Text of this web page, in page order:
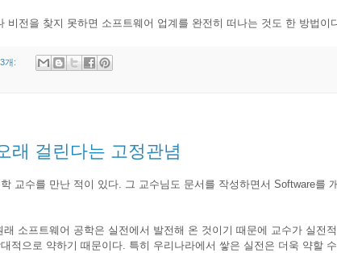
비전을 찾지 못하면 소프트웨어 업계를 완전히 떠나는 것도 한 방법이
개:
래 걸린다는 고정관념
교수를 만난 적이 있다. 그 교수님도 문서를 작성하면서 Software를
소프트웨어 공학은 실전에서 발전해 온 것이기 때문에 교수가 실전
적으로 약하기 때문이다. 특히 우리나라에서 쌓은 실전은 더욱 약할